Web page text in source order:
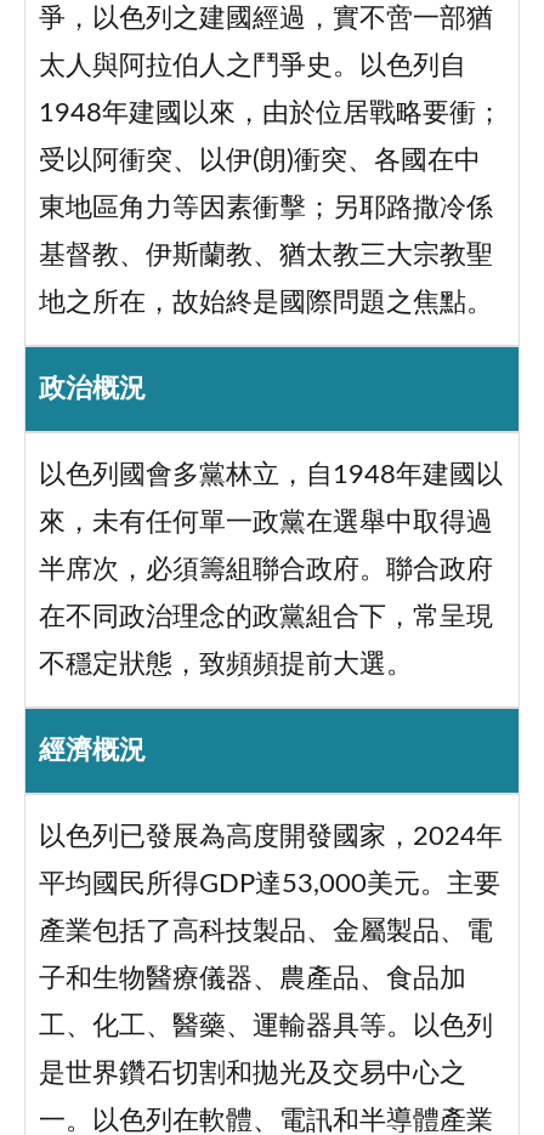
爭，以色列之建國經過，實不啻一部猶
太人與阿拉伯人之鬥爭史。以色列自
1948年建國以來，由於位居戰略要衝；
受以阿衝突、以伊(朗)衝突、各國在中
東地區角力等因素衝擊；另耶路撒冷係
基督教、伊斯蘭教、猶太教三大宗教聖
地之所在，故始終是國際問題之焦點。
政治概況
以色列國會多黨林立，自1948年建國以
來，未有任何單一政黨在選舉中取得過
半席次，必須籌組聯合政府。聯合政府
在不同政治理念的政黨組合下，常呈現
不穩定狀態，致頻頻提前大選。
經濟概況
以色列已發展為高度開發國家，2024年
平均國民所得GDP達53,000美元。主要
產業包括了高科技製品、金屬製品、電
子和生物醫療儀器、農產品、食品加
工、化工、醫藥、運輸器具等。以色列
是世界鑽石切割和拋光及交易中心之
一。以色列在軟體、電訊和半導體產業